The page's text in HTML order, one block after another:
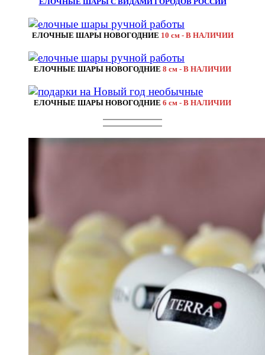
ЕЛОЧНЫЕ ШАРЫ НОВОГОДНИЕ 10 см - В НАЛИЧИИ
ЕЛОЧНЫЕ ШАРЫ НОВОГОДНИЕ 8 см - В НАЛИЧИИ
ЕЛОЧНЫЕ ШАРЫ НОВОГОДНИЕ 6 см - В НАЛИЧИИ